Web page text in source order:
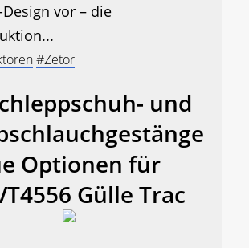
vor – die
#Zetor
und
Optionen für
Gülle Trac